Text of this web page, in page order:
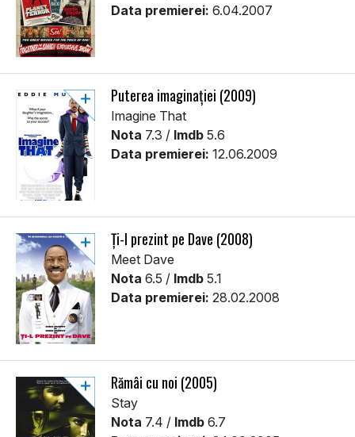
Data premierei: 6.04.2007
Puterea imaginației (2009)
Imagine That
Nota 7.3 / Imdb 5.6
Data premierei: 12.06.2009
Ți-l prezint pe Dave (2008)
Meet Dave
Nota 6.5 / Imdb 5.1
Data premierei: 28.02.2008
Rămâi cu noi (2005)
Stay
Nota 7.4 / Imdb 6.7